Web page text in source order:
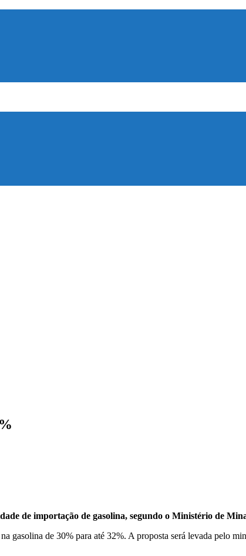
de importação de gasolina, segundo o Ministério de
gasolina de 30% para até 32%. A proposta será levada pelo